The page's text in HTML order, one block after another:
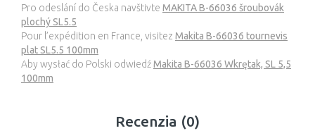
Pro odeslání do Česka navštivte MAKITA B-66036 šroubovák
plochý SL5.5
Pour l’expédition en France, visitez Makita B-66036 tournevis
plat SL5.5 100mm
Aby wysłać do Polski odwiedźMakita B-66036 Wkrętak, SL 5,5
100mm
Recenzia (0)